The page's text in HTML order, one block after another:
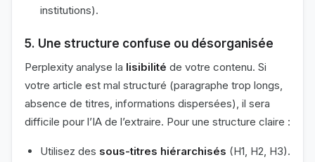
institutions).
5. Une structure confuse ou désorganisée
Perplexity analyse la lisibilité de votre contenu. Si
votre article est mal structuré (paragraphe trop longs,
absence de titres, informations dispersées), il sera
difficile pour l’IA de l’extraire. Pour une structure claire :
Utilisez des sous-titres hiérarchisés (H1, H2, H3).